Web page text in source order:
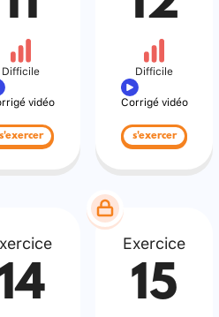
Difficile
vidéo
s'exercer
Difficile
Corrigé vidéo
s'exercer
Exercice
15